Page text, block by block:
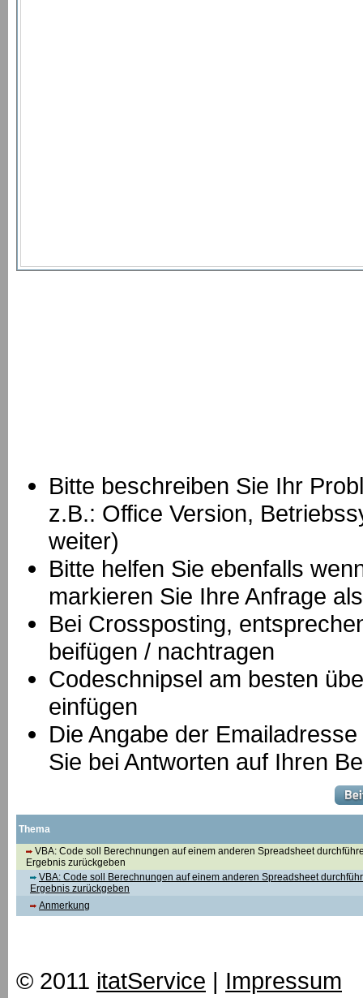
Bitte beschreiben Sie Ihr
z.B.: Office Version,
weiter)
Bitte helfen Sie ebenfalls
markieren Sie Ihre Anfrage
Bei Crossposting,
beifügen / nachtragen
Codeschnipsel am besten
einfügen
Die Angabe der
Sie bei Antworten auf Ihren
Thema
VBA: Code soll Berechnungen auf einem anderen Spreadsheet
Ergebnis zurückgeben
VBA: Code soll Berechnungen auf einem anderen Spreadsheet
Ergebnis zurückgeben
Anmerkung
© 2011 itatService | Impressum